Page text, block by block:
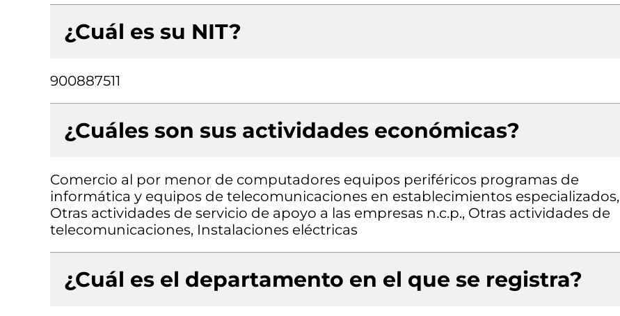
¿Cuál es su NIT?
900887511
¿Cuáles son sus actividades económicas?
Comercio al por menor de computadores equipos periféricos programas de
informática y equipos de telecomunicaciones en establecimientos especializados,
Otras actividades de servicio de apoyo a las empresas n.c.p., Otras actividades de
telecomunicaciones, Instalaciones eléctricas
¿Cuál es el departamento en el que se registra?